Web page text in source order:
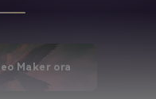
Maker ora